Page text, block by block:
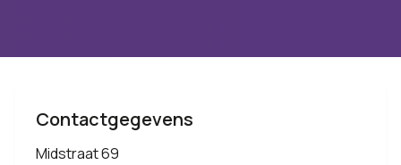
Contactgegevens
Midstraat 69